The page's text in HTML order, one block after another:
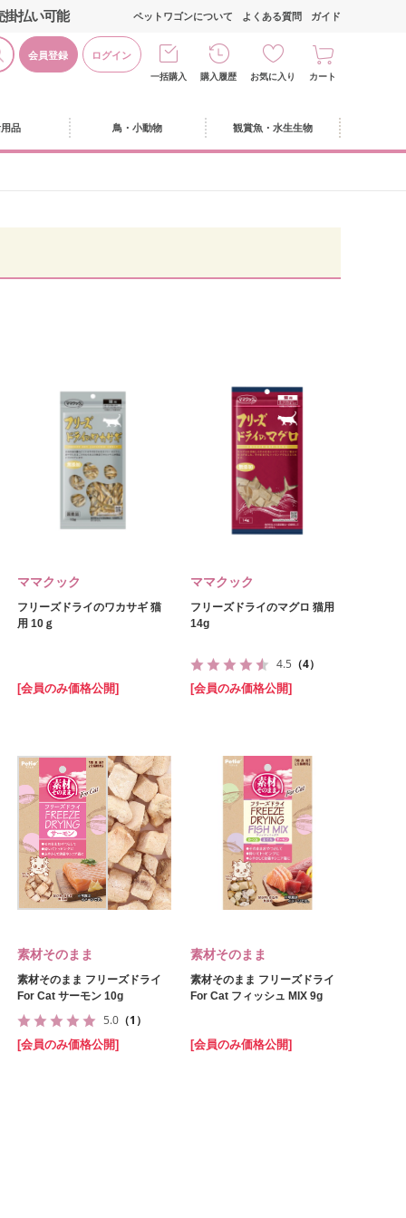
掛払い可能
会員登録 ログイン
ペットワゴンについて よくある質問 ガイド
一括購入 購入履歴 お気に入り カート
品 鳥・小動物 観賞魚・水生生物
ママクック
フリーズドライのワカサギ 猫
用 10ｇ
[会員のみ価格公開]
ママクック
フリーズドライのマグロ 猫用
14g
4.5 （4）
[会員のみ価格公開]
素材そのまま
素材そのまま フリーズドライ
For Cat サーモン 10g
5.0 （1）
[会員のみ価格公開]
素材そのまま
素材そのまま フリーズドライ
For Cat フィッシュ MIX 9g
[会員のみ価格公開]